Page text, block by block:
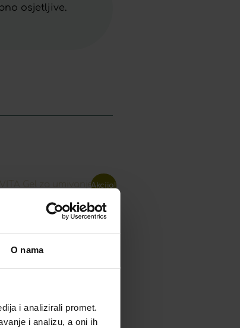
O nama
i analizirali promet.
i analizu, a oni ih
osjetljive.
Akcija!
GEL ZA UMIVANJE
I MJEŠOVITE KOŽE
cijena:8,45€